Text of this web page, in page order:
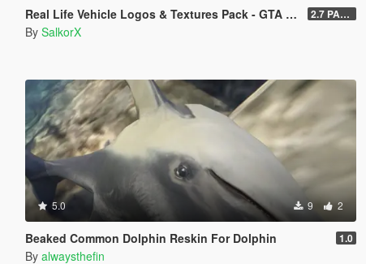
Real Life Vehicle Logos & Textures Pack - GTA V Enhanced 2.7 PART 4
By SalkorX
5.0 9 2
Beaked Common Dolphin Reskin For Dolphin 1.0
By alwaysthefin